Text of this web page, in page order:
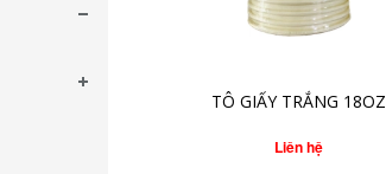
TÔ GIẤY TRẮNG 18OZ
Liên hệ